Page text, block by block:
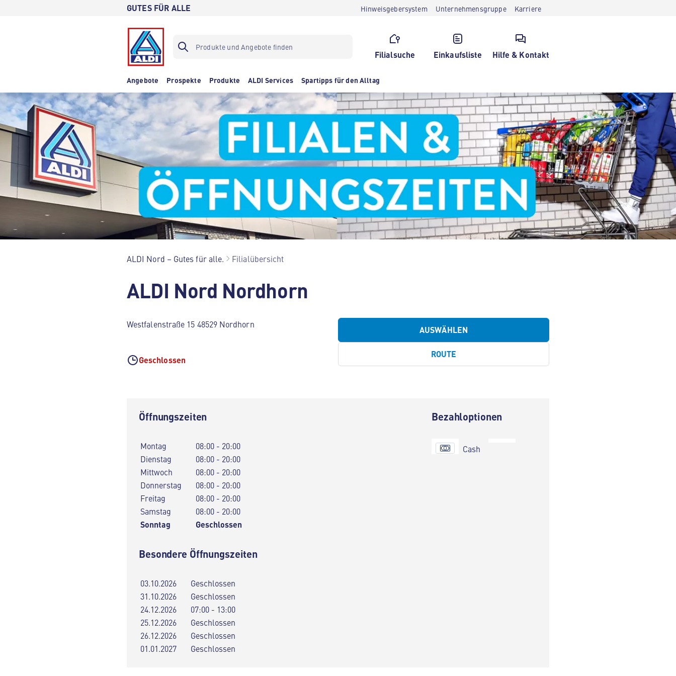
GUTES FÜR ALLE Hinweisgebersystem Unternehmensgruppe Karriere
Filialsuche Einkaufsliste Hilfe & Kontakt
Angebote Prospekte Produkte ALDI Services Spartipps für den Alltag
ALDI Nord – Gutes für alle. Filialübersicht
ALDI Nord Nordhorn
Westfalenstraße 15 48529 Nordhorn
Geschlossen
AUSWÄHLEN
ROUTE
Öffnungszeiten
Montag
08:00 - 20:00
Dienstag
08:00 - 20:00
Mittwoch
08:00 - 20:00
Donnerstag
08:00 - 20:00
Freitag
08:00 - 20:00
Samstag
08:00 - 20:00
Sonntag Geschlossen
Besondere Öffnungszeiten
03.10.2026
Geschlossen
31.10.2026
Geschlossen
24.12.2026
07:00 - 13:00
25.12.2026
Geschlossen
26.12.2026
Geschlossen
01.01.2027
Geschlossen
Bezahloptionen
Cash